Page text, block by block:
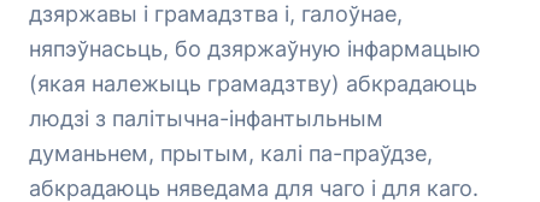
дзяржавы і грамадзтва і, галоўнае,
няпэўнасьць, бо дзяржаўную інфармацыю
(якая належыць грамадзтву) абкрадаюць
людзі з палітычна-інфантыльным
думаньнем, прытым, калі па-праўдзе,
абкрадаюць няведама для чаго і для каго.